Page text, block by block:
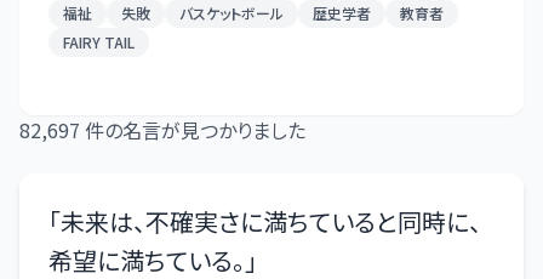
福祉
失敗 バスケットボール 歴史学者
教育者
FAIRY TAIL
82,697 件の名言が見つかりました
「未来は、不確実さに満ちていると同時に、
希望に満ちている。 」